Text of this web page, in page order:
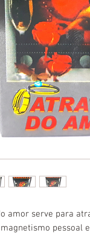
amor serve para
pessoal